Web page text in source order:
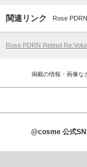
関連リンク Rose
Rose PDRN Retinol
掲載の情報・画像な
@cosme 公式